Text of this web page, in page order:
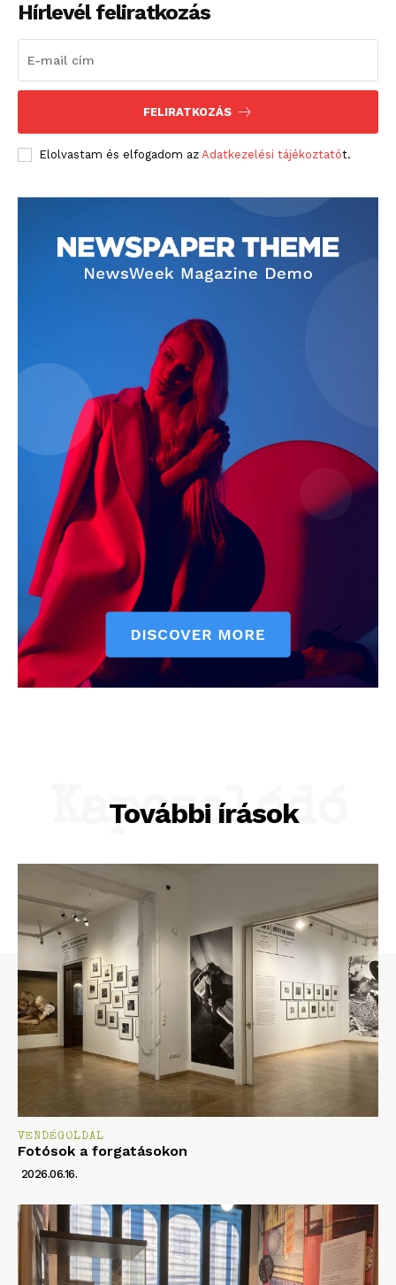
Hírlevél feliratkozás
FELIRATKOZÁS
Elolvastam és elfogadom az Adatkezelési tájékoztatót.
További írások
Kapcsolódó
VENDÉGOLDAL
Fotósok a forgatásokon
2026.06.16.